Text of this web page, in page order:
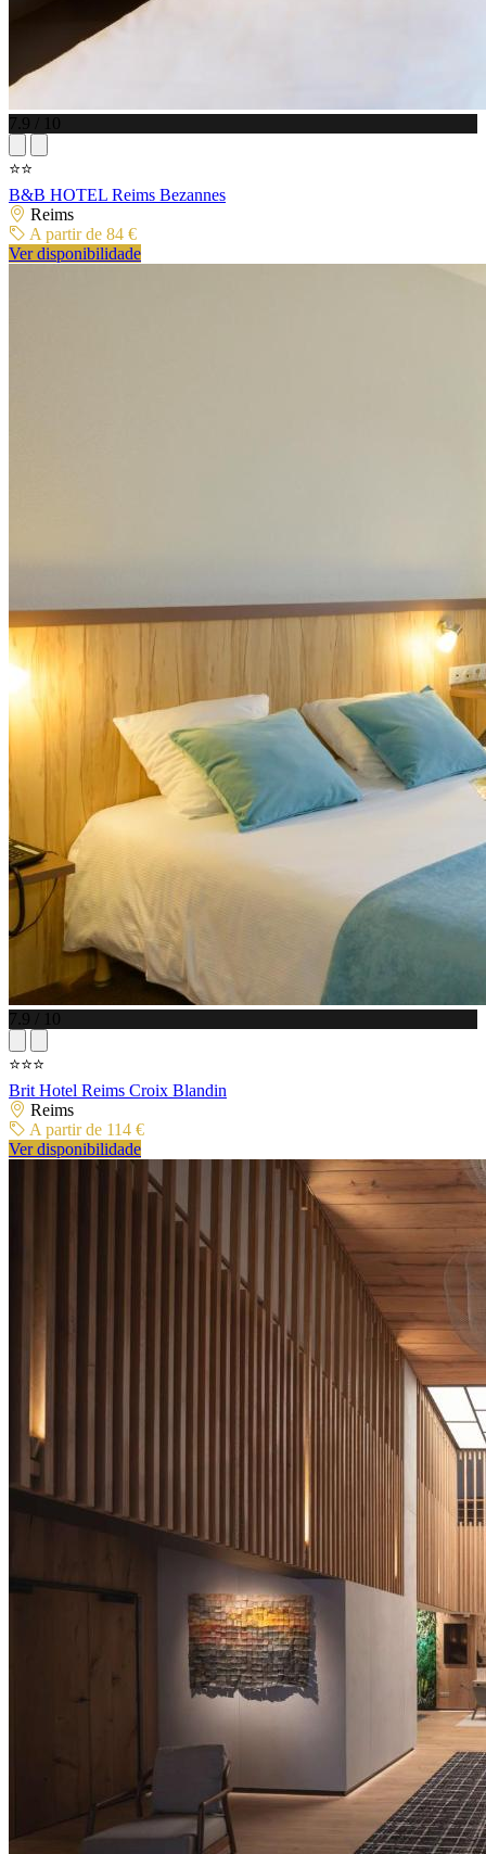
7.9 / 10
⭐⭐
B&B HOTEL Reims Bezannes
Reims
A partir de 84 €
Ver disponibilidade
7.9 / 10
⭐⭐⭐
Brit Hotel Reims Croix Blandin
Reims
A partir de 114 €
Ver disponibilidade